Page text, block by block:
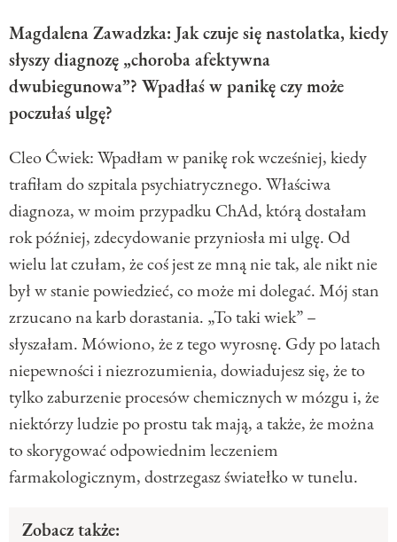
Magdalena Zawadzka: Jak czuje się nastolatka, kiedy
słyszy diagnozę „choroba afektywna
dwubiegunowa”? Wpadłaś w panikę czy może
poczułaś ulgę?
Cleo Ćwiek: Wpadłam w panikę rok wcześniej, kiedy
trafiłam do szpitala psychiatrycznego. Właściwa
diagnoza, w moim przypadku ChAd, którą dostałam
rok później, zdecydowanie przyniosła mi ulgę. Od
wielu lat czułam, że coś jest ze mną nie tak, ale nikt nie
był w stanie powiedzieć, co może mi dolegać. Mój stan
zrzucano na karb dorastania. „To taki wiek” –
słyszałam. Mówiono, że z tego wyrosnę. Gdy po latach
niepewności i niezrozumienia, dowiadujesz się, że to
tylko zaburzenie procesów chemicznych w mózgu i, że
niektórzy ludzie po prostu tak mają, a także, że można
to skorygować odpowiednim leczeniem
farmakologicznym, dostrzegasz światełko w tunelu.
Zobacz także: